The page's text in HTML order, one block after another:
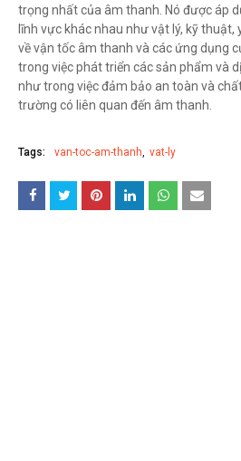
trọng nhất của âm thanh. Nó được áp
lĩnh vực khác nhau như vật lý, kỹ thuật,
về vận tốc âm thanh và các ứng dụng
trong việc phát triển các sản phẩm và
như trong việc đảm bảo an toàn và
trường có liên quan đến âm thanh.
Tags: van-toc-am-thanh vat-ly